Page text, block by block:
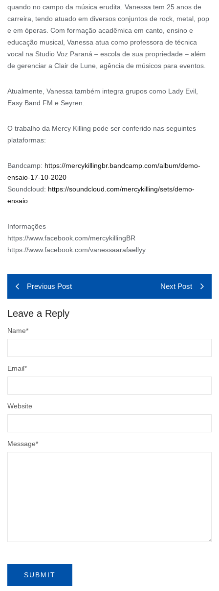
quando no campo da música erudita. Vanessa tem 25 anos de
carreira, tendo atuado em diversos conjuntos de rock, metal, pop
e em óperas. Com formação acadêmica em canto, ensino e
educação musical, Vanessa atua como professora de técnica
vocal na Studio Voz Paraná – escola de sua propriedade – além
de gerenciar a Clair de Lune, agência de músicos para eventos.
Atualmente, Vanessa também integra grupos como Lady Evil,
Easy Band FM e Seyren.
O trabalho da Mercy Killing pode ser conferido nas seguintes
plataformas:
Bandcamp: https://mercykillingbr.bandcamp.com/album/demo-
ensaio-17-10-2020
Soundcloud: https://soundcloud.com/mercykilling/sets/demo-
ensaio
Informações
https://www.facebook.com/mercykillingBR
https://www.facebook.com/vanessaarafaellyy
Previous Post Next Post
Leave a Reply
Message*
Name*
Email*
Website